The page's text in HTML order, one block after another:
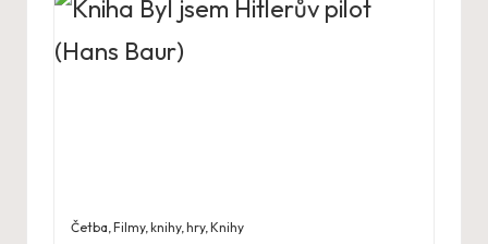
Četba,Filmy, knihy, hry,Knihy